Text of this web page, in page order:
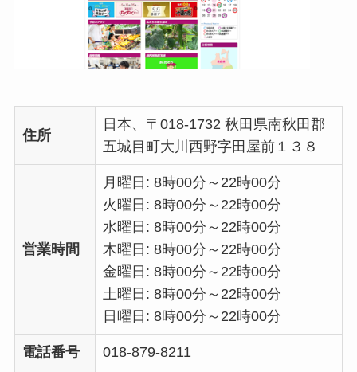
住所
日本、〒018-1732 秋田県南秋田郡
五城目町大川西野字田屋前１３８
営業時間
月曜日: 8時00分～22時00分
火曜日: 8時00分～22時00分
水曜日: 8時00分～22時00分
木曜日: 8時00分～22時00分
金曜日: 8時00分～22時00分
土曜日: 8時00分～22時00分
日曜日: 8時00分～22時00分
電話番号 018-879-8211